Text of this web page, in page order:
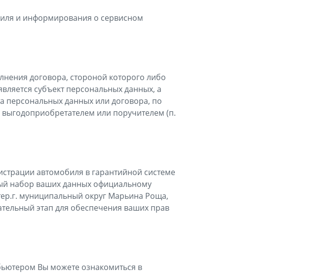
и информирования о сервисном
договора, стороной которого либо
субъект персональных данных, а
персональных данных или договора, по
или поручителем (п.
автомобиля в гарантийной системе
набор ваших данных официальному
муниципальный округ Марьина Роща,
этап для обеспечения ваших прав
Вы можете ознакомиться в